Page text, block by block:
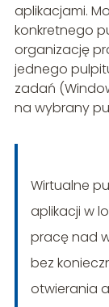
aplikacjami.
konkretnego
organizację
jednego
zadań
na wybrany
Wirtualne
aplikacji w
pracę nad
bez
otwierania